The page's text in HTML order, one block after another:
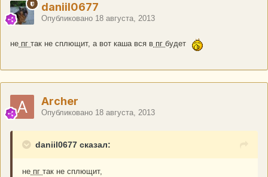
daniil0677
Опубликовано 18 августа, 2013
не пг так не сплющит, а вот каша вся в пг будет
Archer
Опубликовано 18 августа, 2013
daniil0677 сказал:
не пг так не сплющит,